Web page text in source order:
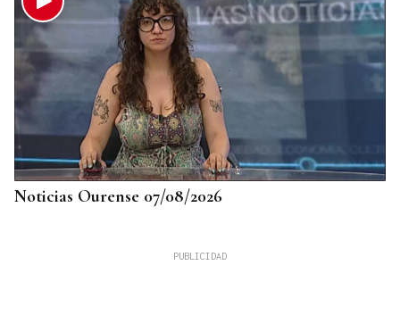
Noticias Ourense 07/08/2026